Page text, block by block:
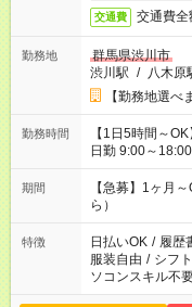
交通費 交通費全
勤務地
群馬県渋川市
渋川駅 / 八木原
【勤務地選べ
勤務時間
【1日5時間～OK】
日勤 9:00～
短 10:00～15:00 上記はあくまで一例です。 「夕方までには帰宅
しておきたい」
間を有効に使い
ね。
期間
【急募】1ヶ月
ら）
特徴 日払いOK / 履歴
服装自由 / シフ
ソコンスキル不